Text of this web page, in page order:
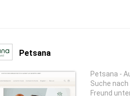
Petsana
Petsana -
Suche
Freund